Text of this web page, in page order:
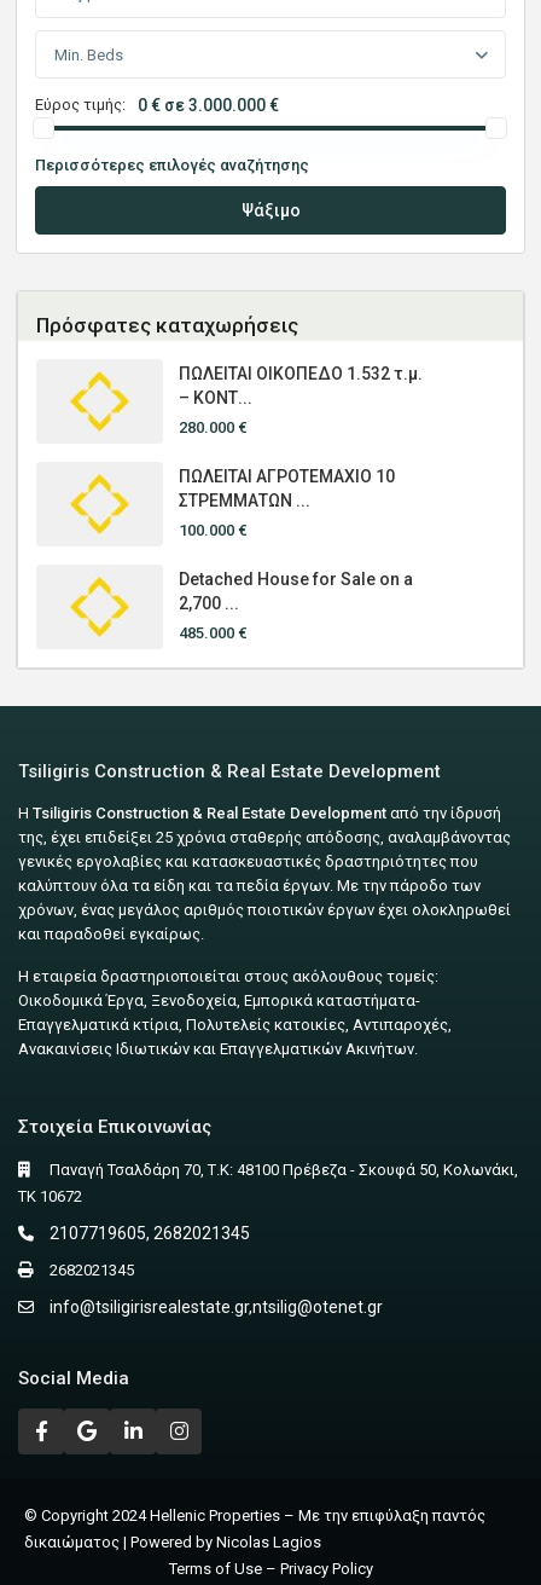
Min. Beds
Εύρος τιμής: 0 € σε 3.000.000 €
Περισσότερες επιλογές αναζήτησης
Ψάξιμο
Πρόσφατες καταχωρήσεις
ΠΩΛΕΙΤΑΙ ΟΙΚΟΠΕΔΟ 1.532 τ.μ.
– ΚΟΝΤ...
280.000 €
ΠΩΛΕΙΤΑΙ ΑΓΡΟΤΕΜΑΧΙΟ 10
ΣΤΡΕΜΜΑΤΩΝ ...
100.000 €
Detached House for Sale on a
2,700 ...
485.000 €
Tsiligiris Construction & Real Estate Development
ΗTsiligiris Construction & Real Estate Development από την ίδρυσή
της, έχει επιδείξει 25 χρόνια σταθερής απόδοσης, αναλαμβάνοντας
γενικές εργολαβίες και κατασκευαστικές δραστηριότητες που
καλύπτουν όλα τα είδη και τα πεδία έργων. Με την πάροδο των
χρόνων, ένας μεγάλος αριθμός ποιοτικών έργων έχει ολοκληρωθεί
και παραδοθεί εγκαίρως.
Η εταιρεία δραστηριοποιείται στους ακόλουθους τομείς:
Οικοδομικά Έργα, Ξενοδοχεία, Εμπορικά καταστήματα-
Επαγγελματικά κτίρια, Πολυτελείς κατοικίες, Αντιπαροχές,
Ανακαινίσεις Ιδιωτικών και Επαγγελματικών Ακινήτων.
Στοιχεία Επικοινωνίας
Παναγή Τσαλδάρη 70, Τ.Κ: 48100 Πρέβεζα - Σκουφά 50, Κολωνάκι,
ΤΚ 10672
2107719605, 2682021345
2682021345
info@tsiligirisrealestate.gr,ntsilig@otenet.gr
Social Media
© Copyright 2024 Hellenic Properties – Με την επιφύλαξη παντός
δικαιώματος | Powered by Nicolas Lagios
Terms of Use – Privacy Policy